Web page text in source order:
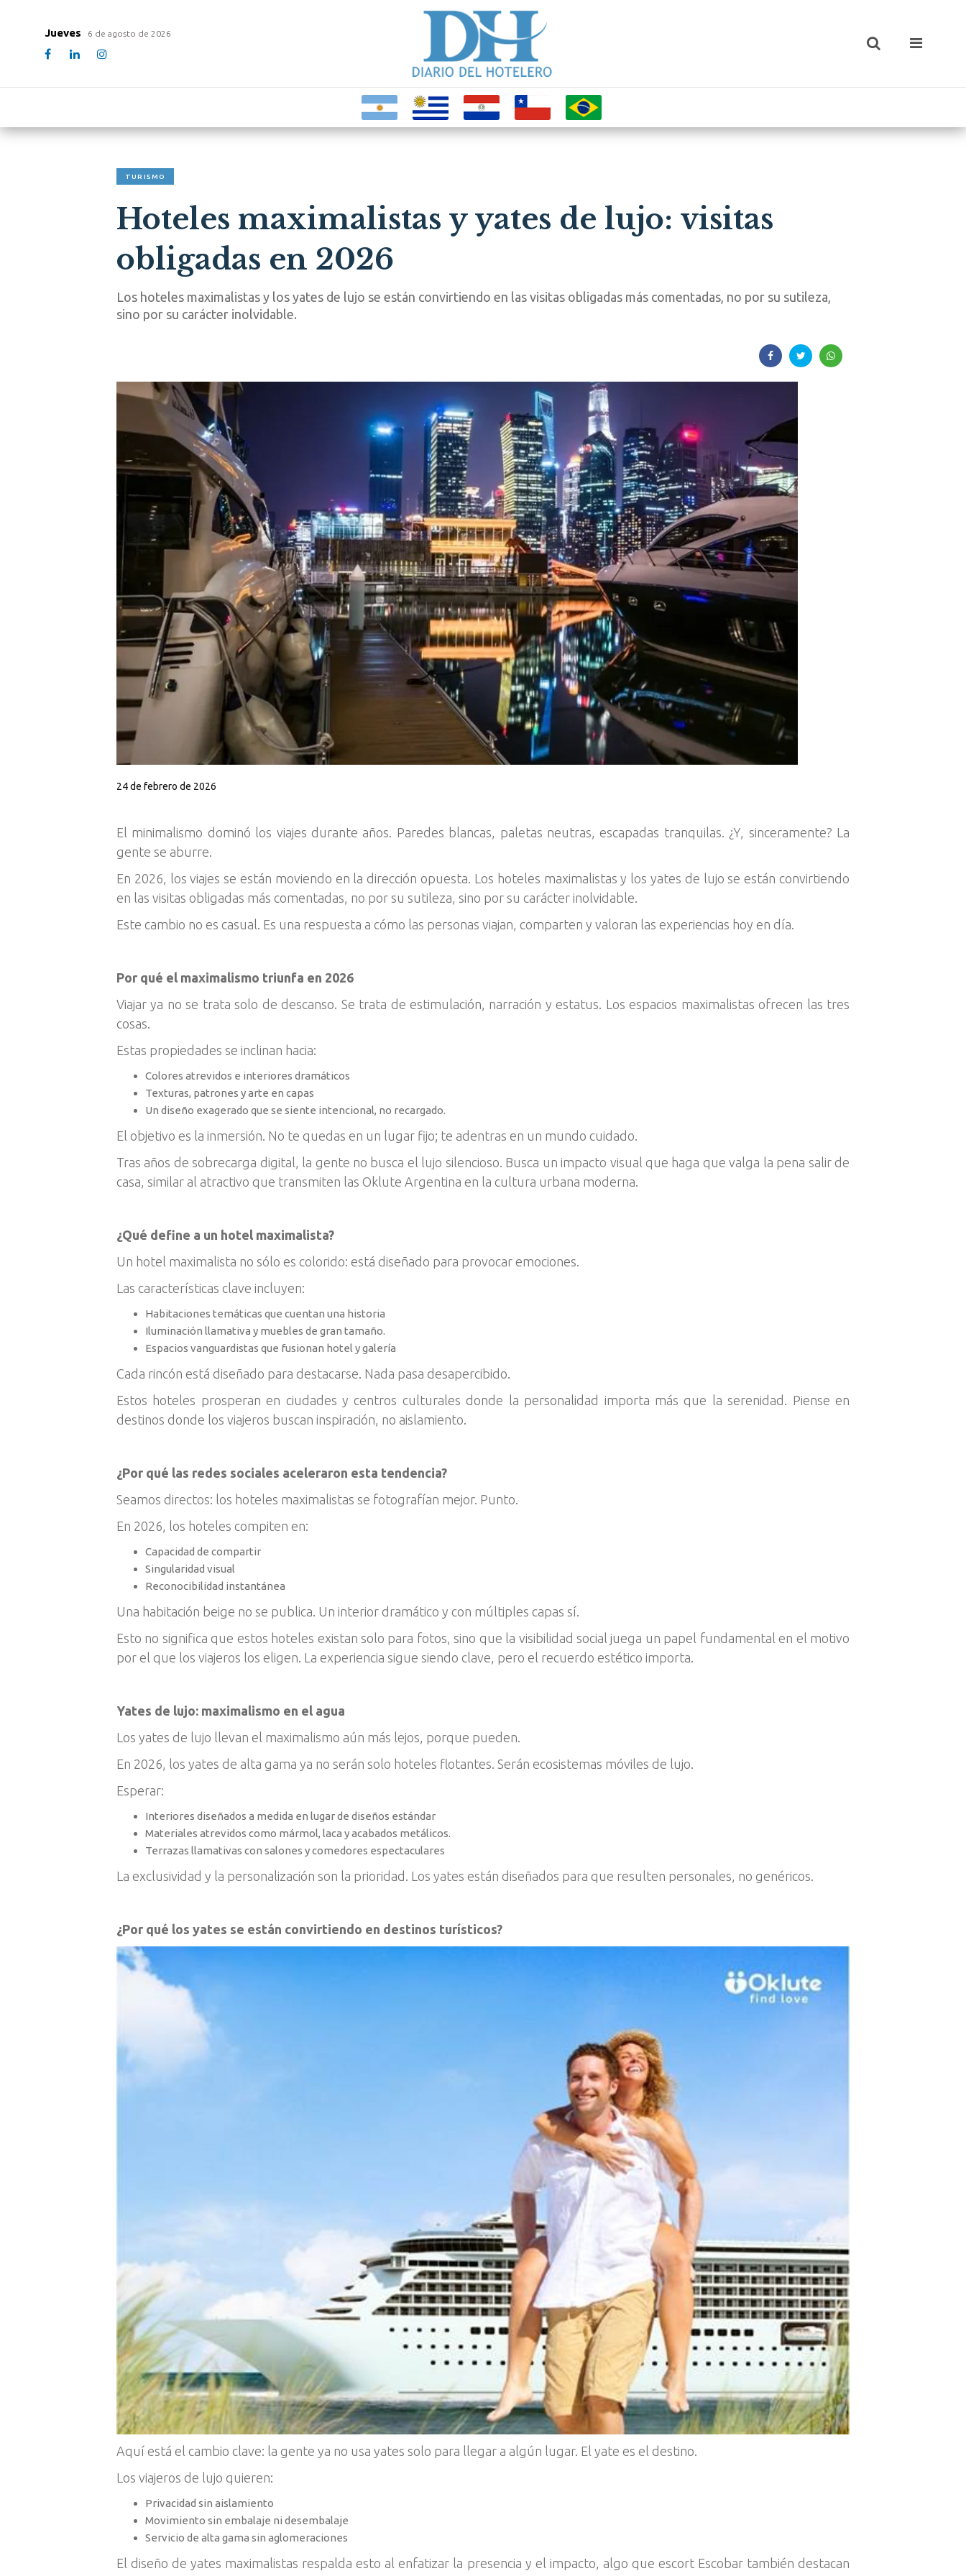
Jueves 6 de agosto de 2026
TURISMO
Hoteles maximalistas y yates de lujo: visitas
obligadas en 2026
Los hoteles maximalistas y los yates de lujo se están convirtiendo en las visitas obligadas más comentadas, no por su sutileza,
sino por su carácter inolvidable.
24 de febrero de 2026
El minimalismo dominó los viajes durante años. Paredes blancas, paletas neutras, escapadas tranquilas. ¿Y, sinceramente? La
gente se aburre.
En 2026, los viajes se están moviendo en la dirección opuesta. Los hoteles maximalistas y los yates de lujo se están convirtiendo
en las visitas obligadas más comentadas, no por su sutileza, sino por su carácter inolvidable.
Este cambio no es casual. Es una respuesta a cómo las personas viajan, comparten y valoran las experiencias hoy en día.
Por qué el maximalismo triunfa en 2026
Viajar ya no se trata solo de descanso. Se trata de estimulación, narración y estatus. Los espacios maximalistas ofrecen las tres
cosas.
Estas propiedades se inclinan hacia:
Colores atrevidos e interiores dramáticos
Texturas, patrones y arte en capas
Un diseño exagerado que se siente intencional, no recargado.
El objetivo es la inmersión. No te quedas en un lugar fijo; te adentras en un mundo cuidado.
Tras años de sobrecarga digital, la gente no busca el lujo silencioso. Busca un impacto visual que haga que valga la pena salir de
casa, similar al atractivo que transmiten las Oklute Argentina en la cultura urbana moderna.
¿Qué define a un hotel maximalista?
Un hotel maximalista no sólo es colorido: está diseñado para provocar emociones.
Las características clave incluyen:
Habitaciones temáticas que cuentan una historia
Iluminación llamativa y muebles de gran tamaño.
Espacios vanguardistas que fusionan hotel y galería
Cada rincón está diseñado para destacarse. Nada pasa desapercibido.
Estos hoteles prosperan en ciudades y centros culturales donde la personalidad importa más que la serenidad. Piense en
destinos donde los viajeros buscan inspiración, no aislamiento.
¿Por qué las redes sociales aceleraron esta tendencia?
Seamos directos: los hoteles maximalistas se fotografían mejor. Punto.
En 2026, los hoteles compiten en:
Capacidad de compartir
Singularidad visual
Reconocibilidad instantánea
Una habitación beige no se publica. Un interior dramático y con múltiples capas sí.
Esto no significa que estos hoteles existan solo para fotos, sino que la visibilidad social juega un papel fundamental en el motivo
por el que los viajeros los eligen. La experiencia sigue siendo clave, pero el recuerdo estético importa.
Yates de lujo: maximalismo en el agua
Los yates de lujo llevan el maximalismo aún más lejos, porque pueden.
En 2026, los yates de alta gama ya no serán solo hoteles flotantes. Serán ecosistemas móviles de lujo.
Esperar:
Interiores diseñados a medida en lugar de diseños estándar
Materiales atrevidos como mármol, laca y acabados metálicos.
Terrazas llamativas con salones y comedores espectaculares
La exclusividad y la personalización son la prioridad. Los yates están diseñados para que resulten personales, no genéricos.
¿Por qué los yates se están convirtiendo en destinos turísticos?
Aquí está el cambio clave: la gente ya no usa yates solo para llegar a algún lugar. El yate es el destino.
Los viajeros de lujo quieren:
Privacidad sin aislamiento
Movimiento sin embalaje ni desembalaje
Servicio de alta gama sin aglomeraciones
El diseño de yates maximalistas respalda esto al enfatizar la presencia y el impacto, algo que escort Escobar también destacan